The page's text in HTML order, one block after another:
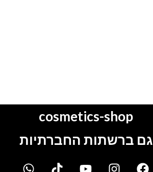
cosmetics-shop
גם ברשתות החברתיות